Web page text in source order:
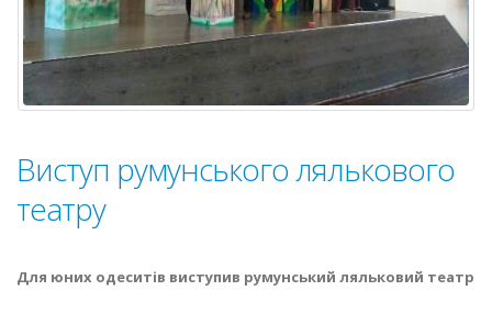
Виступ румунського лялькового
театру
Для юних одеситів виступив румунський ляльковий театр